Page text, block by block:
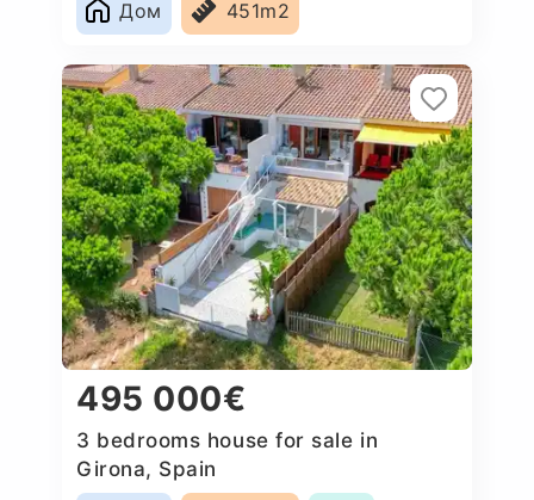
Дом 451m2
495 000€
3 bedrooms house for sale in
Girona, Spain